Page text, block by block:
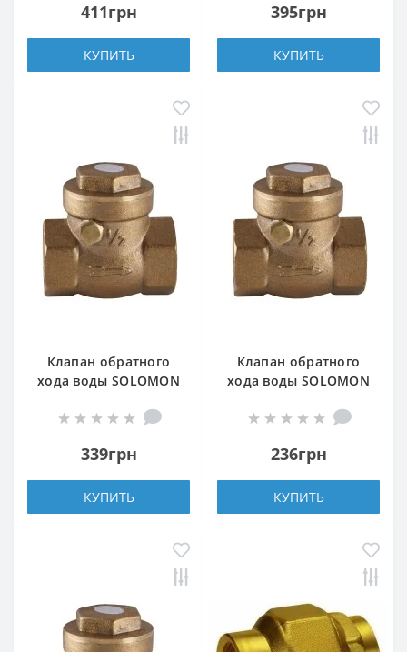
411грн
КУПИТЬ
395грн
КУПИТЬ
Клапан обратного
хода воды SOLOMON
339грн
КУПИТЬ
Клапан обратного
хода воды SOLOMON
236грн
КУПИТЬ